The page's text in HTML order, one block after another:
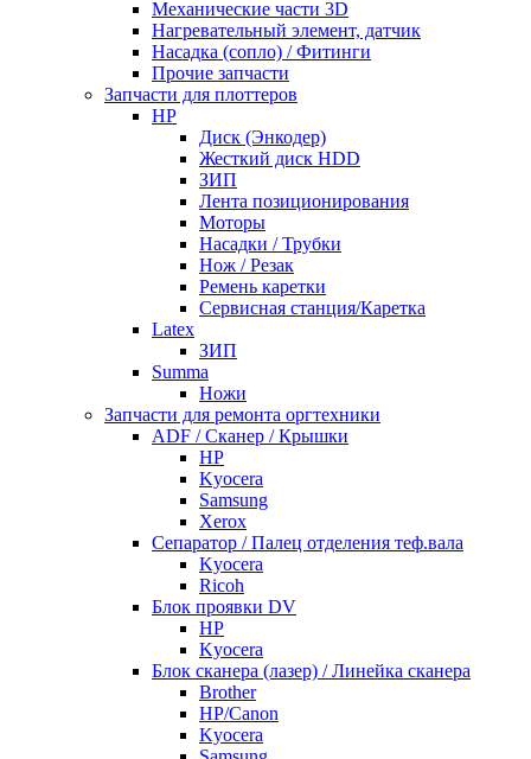
Механические части 3D
Нагревательный элемент, датчик
Насадка (сопло) / Фитинги
Прочие запчасти
Запчасти для плоттеров
HP
Диск (Энкодер)
Жесткий диск HDD
ЗИП
Лента позиционирования
Моторы
Насадки / Трубки
Нож / Резак
Ремень каретки
Сервисная станция/Каретка
Latex
ЗИП
Summa
Ножи
Запчасти для ремонта оргтехники
ADF / Сканер / Крышки
HP
Kyocera
Samsung
Xerox
Cепаратор / Палец отделения теф.вала
Kyocera
Ricoh
Блок проявки DV
HP
Kyocera
Блок сканера (лазер) / Линейка сканера
Brother
HP/Canon
Kyocera